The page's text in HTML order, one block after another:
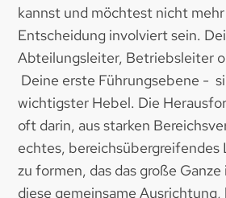
kannst und möchtest nicht
Entscheidung involviert sein.
Abteilungsleiter, Betriebsleiter
Deine erste Führungsebene -
wichtigster Hebel. Die
oft darin, aus starken
echtes, bereichsübergreifendes
zu formen, das das große
diese gemeinsame